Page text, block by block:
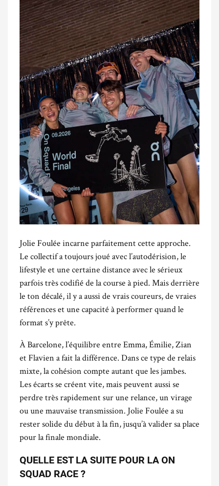
Jolie Foulée incarne parfaitement cette approche.
Le collectif a toujours joué avec l’autodérision, le
lifestyle et une certaine distance avec le sérieux
parfois très codifié de la course à pied. Mais derrière
le ton décalé, il y a aussi de vrais coureurs, de vraies
références et une capacité à performer quand le
format s’y prête.
À Barcelone, l’équilibre entre Emma, Émilie, Zian
et Flavien a fait la différence. Dans ce type de relais
mixte, la cohésion compte autant que les jambes.
Les écarts se créent vite, mais peuvent aussi se
perdre très rapidement sur une relance, un virage
ou une mauvaise transmission. Jolie Foulée a su
rester solide du début à la fin, jusqu’à valider sa place
pour la finale mondiale.
QUELLE EST LA SUITE POUR LA ON
SQUAD RACE ?